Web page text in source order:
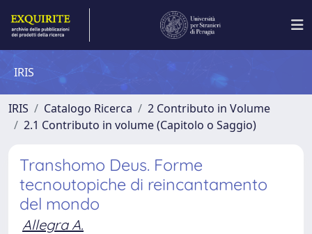
IRIS
IRIS Catalogo Ricerca
2 Contributo in Volume
2.1 Contributo in volume (Capitolo o Saggio)
Transhomo Deus. Forme
tecnoutopiche di reincantamento
del mondo
Allegra A.